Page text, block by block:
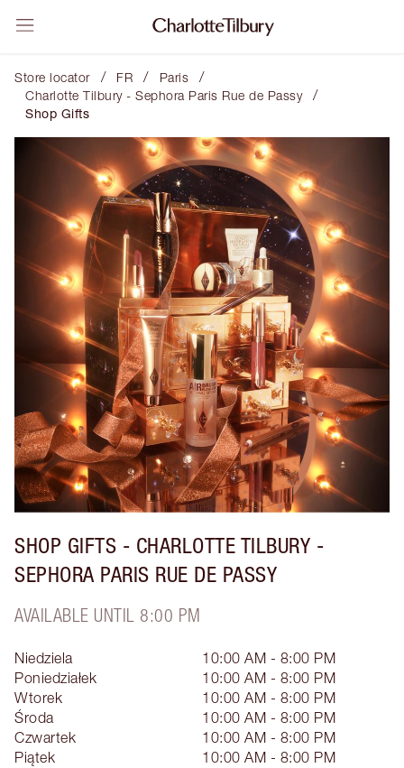
Store locator / FR / Paris /
Charlotte Tilbury - Sephora Paris Rue de Passy /
Shop Gifts
SHOP GIFTS - CHARLOTTE TILBURY -
SEPHORA PARIS RUE DE PASSY
AVAILABLE UNTIL 8:00 PM
Niedziela
10:00 AM - 8:00 PM
Poniedziałek
10:00 AM - 8:00 PM
Wtorek
10:00 AM - 8:00 PM
Środa
10:00 AM - 8:00 PM
Czwartek
10:00 AM - 8:00 PM
Piątek
10:00 AM - 8:00 PM